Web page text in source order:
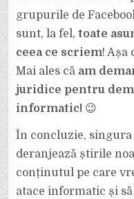
grupurile de
sunt, la fel,toate
ceea ce scriem! Așa
Mai ales că am
juridice pentru
informatic! 😉
În concluzie, singura
deranjează știrile
conținutul pe care
atace informatic și să